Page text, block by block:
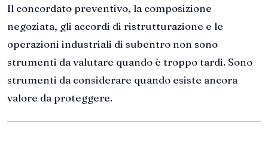
Il concordato preventivo, la composizione
negoziata, gli accordi di ristrutturazione e le
operazioni industriali di subentro non sono
strumenti da valutare quando è troppo tardi. Sono
strumenti da considerare quando esiste ancora
valore da proteggere.